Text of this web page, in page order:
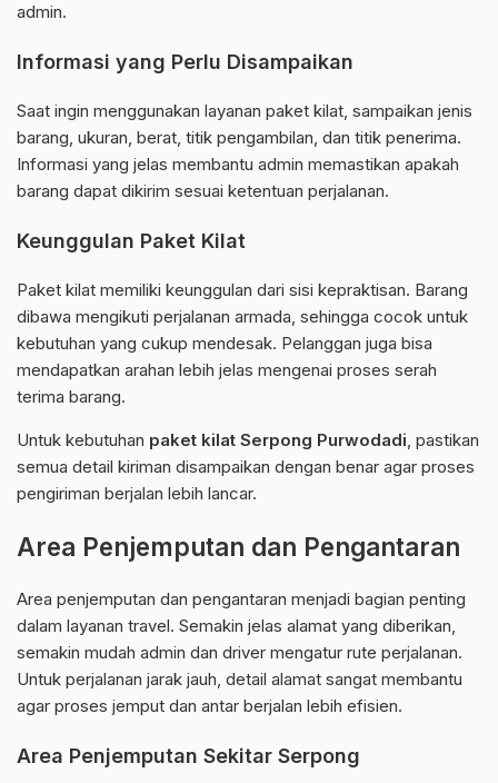
admin.
Informasi yang Perlu Disampaikan
Saat ingin menggunakan layanan paket kilat, sampaikan jenis
barang, ukuran, berat, titik pengambilan, dan titik penerima.
Informasi yang jelas membantu admin memastikan apakah
barang dapat dikirim sesuai ketentuan perjalanan.
Keunggulan Paket Kilat
Paket kilat memiliki keunggulan dari sisi kepraktisan. Barang
dibawa mengikuti perjalanan armada, sehingga cocok untuk
kebutuhan yang cukup mendesak. Pelanggan juga bisa
mendapatkan arahan lebih jelas mengenai proses serah
terima barang.
Untuk kebutuhan paket kilat Serpong Purwodadi, pastikan
semua detail kiriman disampaikan dengan benar agar proses
pengiriman berjalan lebih lancar.
Area Penjemputan dan Pengantaran
Area penjemputan dan pengantaran menjadi bagian penting
dalam layanan travel. Semakin jelas alamat yang diberikan,
semakin mudah admin dan driver mengatur rute perjalanan.
Untuk perjalanan jarak jauh, detail alamat sangat membantu
agar proses jemput dan antar berjalan lebih efisien.
Area Penjemputan Sekitar Serpong